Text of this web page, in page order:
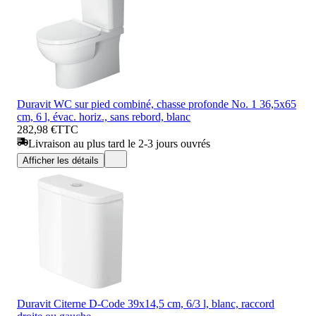
Duravit WC sur pied combiné, chasse profonde No. 1 36,5x65
cm, 6 l, évac. horiz., sans rebord, blanc
282,98 €TTC
Livraison au plus tard le 2-3 jours ouvrés
Afficher les détails
Duravit Citerne D-Code 39x14,5 cm, 6/3 l, blanc, raccord